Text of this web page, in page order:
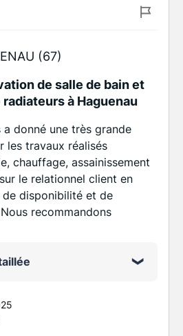
(67)
de salle de bain et
à Haguenau
donné une très grande
les travaux réalisés
chauffage, assainissement
le relationnel client en
disponibilité et de
recommandons